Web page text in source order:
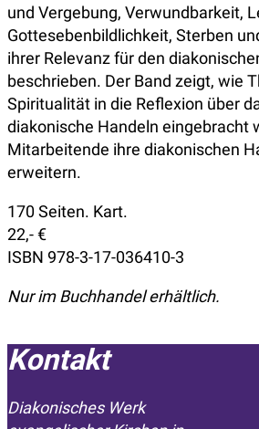
und Vergebung, Verwundbarkeit,
Gottesebenbildlichkeit, Sterben
ihrer Relevanz für den
beschrieben. Der Band zeigt, wie
Spiritualität in die Reflexion über
diakonische Handeln eingebracht
Mitarbeitende ihre diakonischen
erweitern.
170 Seiten. Kart.
22,- €
ISBN 978-3-17-036410-3
Nur im Buchhandel erhältlich.
Kontakt
Diakonisches Werk